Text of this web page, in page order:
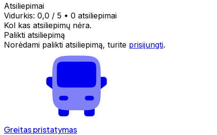
Atsiliepimai
Vidurkis: 0,0 / 5 • 0 atsiliepimai
Kol kas atsiliepimų nėra.
Palikti atsiliepimą
Norėdami palikti atsiliepimą, turite prisijungti.
Greitas pristatymas